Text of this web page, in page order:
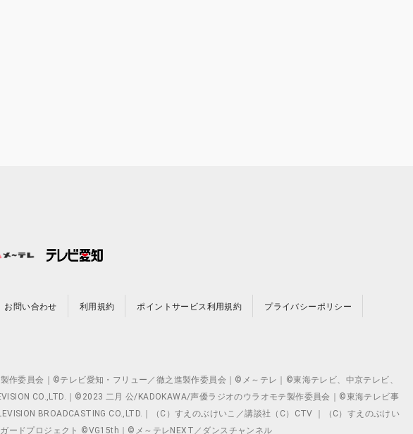
お問い合わせ 利用規約 ポイントサービス利用規約 プライバシーポリシー
委員会｜©テレビ愛知・フリュー／徹之進製作委員会｜©メ～テレ｜©東海テレビ、中京テレビ、
CO.,LTD.｜©2023 二月 公/KADOKAWA/声優ラジオのウラオモテ製作委員会｜©東海テレビ事
BROADCASTING CO.,LTD.｜（C）すえのぶけいこ／講談社（C）CTV ｜（C）すえのぶけい
ードプロジェクト ©VG15th｜©メ～テレNEXT／ダンスチャンネル